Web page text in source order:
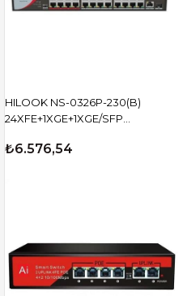
HILOOK NS-0326P-230(B)
24XFE+1XGE+1XGE/SFP
SWİTCH
₺6.576,54